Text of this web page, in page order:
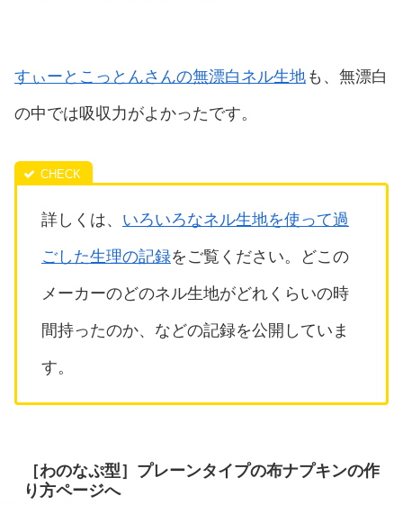
すぃーとこっとんさんの無漂白ネル生地 も、無漂白
の中では吸収力がよかったです。
詳しくは、 いろいろなネル生地を使って過
ごした生理の記録をご覧ください。どこの
メーカーのどのネル生地がどれくらいの時
間持ったのか、などの記録を公開していま
す。
［わのなぷ型］プレーンタイプの布ナプキンの作
り方ページへ